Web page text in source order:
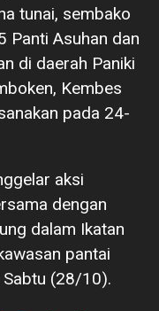
tunai, sembako
Panti Asuhan dan
di daerah Paniki
Kembes
pada 24-
aksi
dengan
dalam Ikatan
pantai
(28/10).